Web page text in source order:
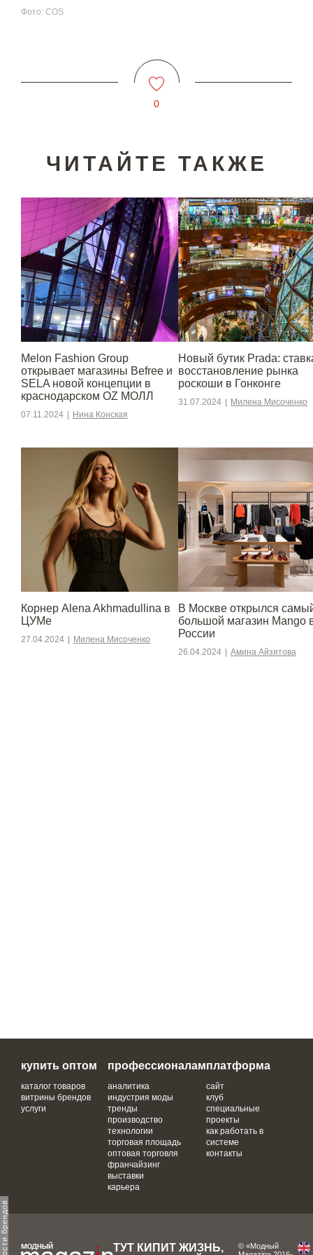
Фото: COS
0
ЧИТАЙТЕ ТАКЖЕ
Melon Fashion Group
открывает магазины Befree и
SELA новой концепции в
краснодарском OZ МОЛЛ
07.11.2024 Нина Конская
Новый бутик Prada:
восстановление рынка
роскоши в Гонконге
31.07.2024 Милена Мисоченко
Корнер Alena Akhmadullina в
ЦУМе
27.04.2024 Милена Мисоченко
В Москве открылся
большой магазин Mango
России
26.04.2024 Амина Айзятова
купить оптом
каталог товаров
витрины брендов
услуги
профессионалам
аналитика
индустрия моды
тренды
производство
технологии
торговая площадь
оптовая торговля
франчайзинг
выставки
карьера
платформа
сайт
клуб
специальные
проекты
как работать в
системе
контакты
ТУТ КИПИТ ЖИЗНЬ,
© «Модный